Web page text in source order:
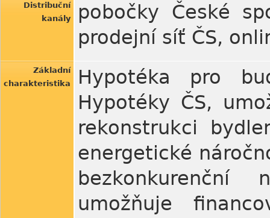
Distribuční
kanály
pobočky České
prodejní síť ČS,
Základní
charakteristika
Hypotéka pro
Hypotéky ČS,
rekonstrukci
energetické
umožňuje